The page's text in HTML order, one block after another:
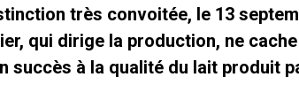
très convoitée, le 13
qui dirige la production, ne
succès à la qualité du lait produit